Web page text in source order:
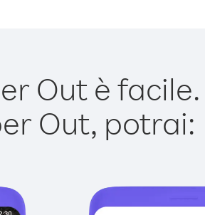
Out è facile.
Out, potrai: